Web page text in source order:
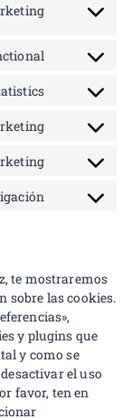
te mostraremos
sobre las cookies.
y plugins que
y como se
el uso
favor, ten en